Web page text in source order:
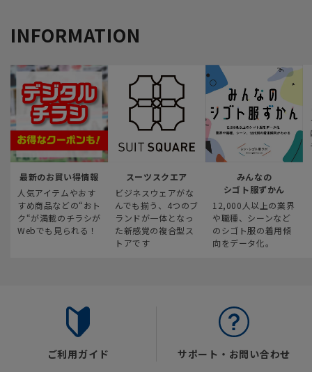
INFORMATION
最新のお買い得情報
人気アイテムやおす
すめ商品などの“おト
ク“が満載のチラシが
Webでも見られる！
スーツスクエア
ビジネスウェアがな
んでも揃う、4つのブ
ランドが一体となっ
た新感覚の複合型ス
トアです
みんなの
シゴト服ずかん
12,000人以上の業界
や職種、シーンなど
のシゴト服の着用傾
向をデータ化。
ご利用ガイド サポート・お問い合わせ